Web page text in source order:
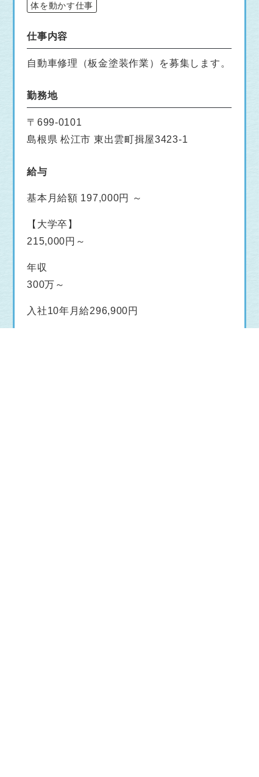
体を動かす仕事
仕事内容
自動車修理（板金塗装作業）を募集します。
勤務地
〒699-0101
島根県 松江市 東出雲町揖屋3423-1
給与
基本月給額 197,000円 ～
【大学卒】
215,000円～
年収
300万～
入社10年月給296,900円